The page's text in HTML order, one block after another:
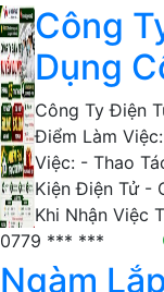
Lượng Âm Thanh
0906 *** ***
Công
Dụng
Công Ty Điện
Điểm Làm
Việc: - Thao
Kiện Điện Tử -
Khi Nhận Việc